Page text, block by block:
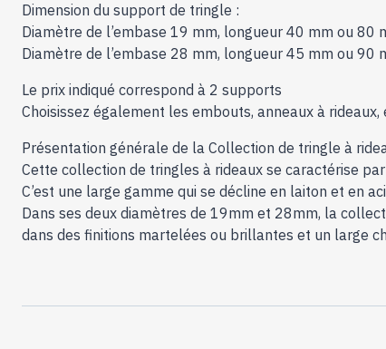
Dimension du support de tringle :
Diamètre de l’embase 19 mm, longueur 40 mm ou 80
Diamètre de l’embase 28 mm, longueur 45 mm ou 90
Le prix indiqué correspond à 2 supports
Choisissez également les embouts, anneaux à rideaux,
Présentation générale de la Collection de tringle à
Cette collection de tringles à rideaux se caractérise
C’est une large gamme qui se décline en laiton et en
Dans ses deux diamètres de 19mm et 28mm, la
dans des finitions martelées ou brillantes et un large